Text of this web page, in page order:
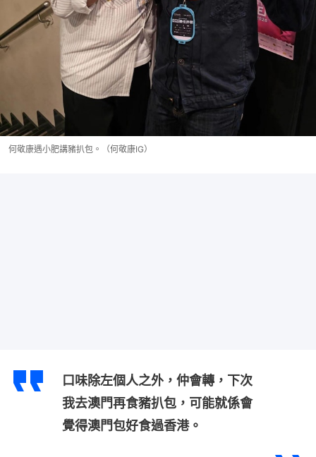
何敬康遇小肥講豬扒包。（何敬康IG）
口味除左個人之外，仲會轉，下次
我去澳門再食豬扒包，可能就係會
覺得澳門包好食過香港。